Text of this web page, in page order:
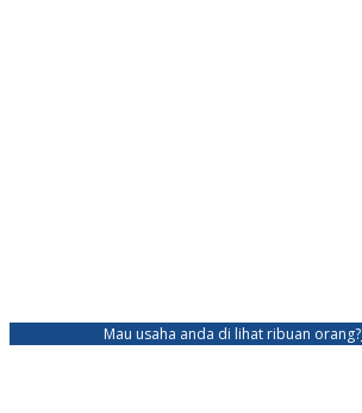
Mau usaha anda di lihat ribuan orang?